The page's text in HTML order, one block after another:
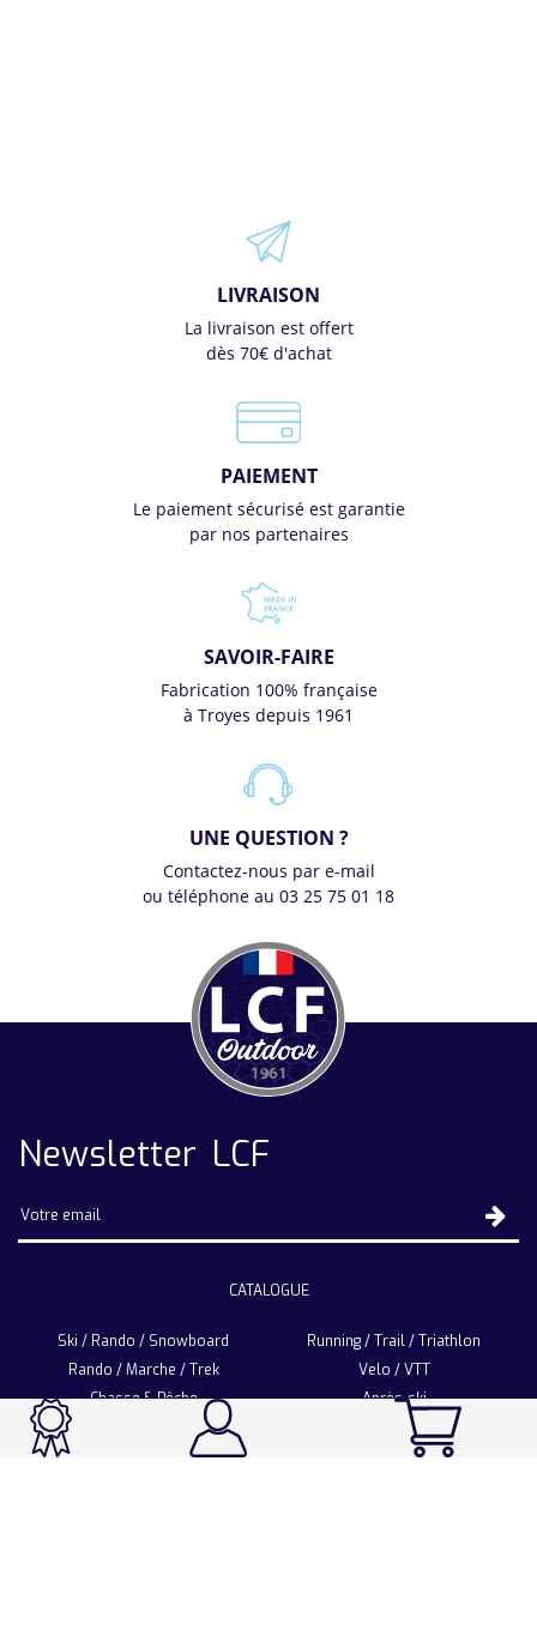
LIVRAISON
La livraison est offert
dès 70€ d'achat
PAIEMENT
Le paiement sécurisé est garantie
par nos partenaires
SAVOIR-FAIRE
Fabrication 100% française
à Troyes depuis 1961
UNE QUESTION ?
Contactez-nous par e-mail
ou téléphone au 03 25 75 01 18
Newsletter LCF
CATALOGUE
Ski / Rando / Snowboard
Running / Trail / Triathlon
Rando / Marche / Trek
Velo / VTT
Chasse & Pêche
Après-ski
Sport Fashion